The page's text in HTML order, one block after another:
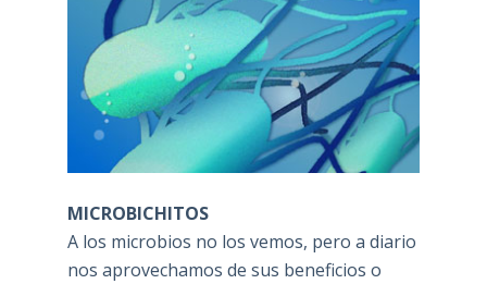
MICROBICHITOS
A los microbios no los vemos, pero a diario
nos aprovechamos de sus beneficios o